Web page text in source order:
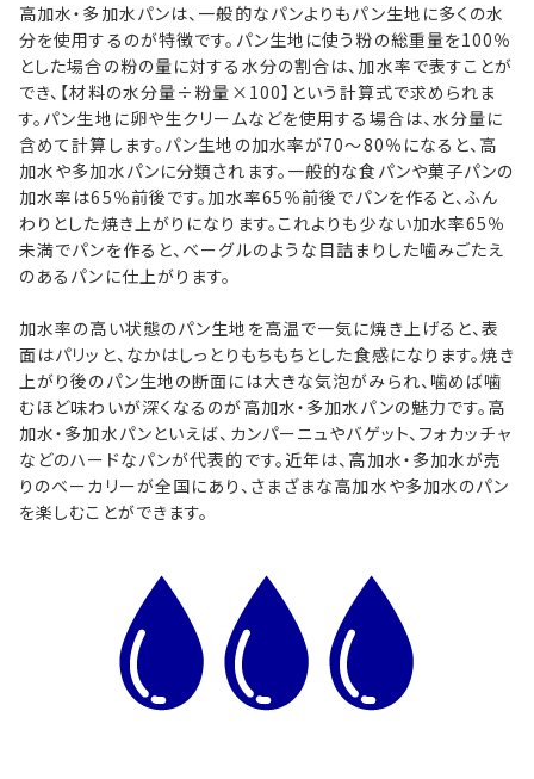
高加水・多加水パンは、一般的なパンよりもパン生地に多くの水
分を使用するのが特徴です。パン生地に使う粉の総重量を100％
とした場合の粉の量に対する水分の割合は、加水率で表すことが
でき、【材料の水分量÷粉量×100】という計算式で求められま
す。パン生地に卵や生クリームなどを使用する場合は、水分量に
含めて計算します。パン生地の加水率が70〜80％になると、高
加水や多加水パンに分類されます。一般的な食パンや菓子パンの
加水率は65％前後です。加水率65％前後でパンを作ると、ふん
わりとした焼き上がりになります。これよりも少ない加水率65％
未満でパンを作ると、ベーグルのような目詰まりした噛みごたえ
のあるパンに仕上がります。
加水率の高い状態のパン生地を高温で一気に焼き上げると、表
面はパリッと、なかはしっとりもちもちとした食感になります。焼き
上がり後のパン生地の断面には大きな気泡がみられ、噛めば噛
むほど味わいが深くなるのが高加水・多加水パンの魅力です。高
加水・多加水パンといえば、カンパーニュやバゲット、フォカッチャ
などのハードなパンが代表的です。近年は、高加水・多加水が売
りのベーカリーが全国にあり、さまざまな高加水や多加水のパン
を楽しむことができます。